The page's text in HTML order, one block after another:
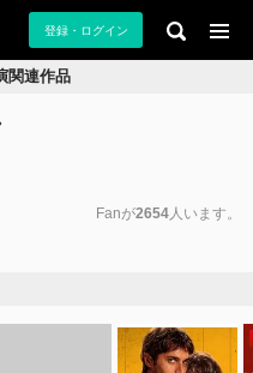
登録・ログイン
関連作品
Fanが2654人います。